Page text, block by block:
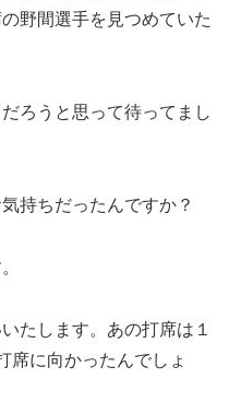
野間選手を見つめていた
ろうと思って待ってまし
持ちだったんですか？
たします。あの打席は１
席に向かったんでしょ